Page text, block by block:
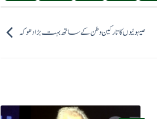
صیہونیوں کا تارکین وطن کے ساتھ بہت بڑا دھوکہ